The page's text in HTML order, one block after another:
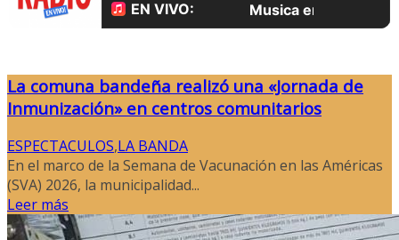
La comuna bandeña realizó una «Jornada de
Inmunización» en centros comunitarios
ESPECTACULOS,LA BANDA
En el marco de la Semana de Vacunación en las Américas
(SVA) 2026, la municipalidad...
Leer más